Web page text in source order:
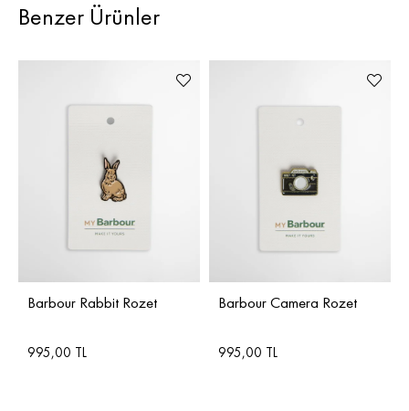
Benzer Ürünler
Barbour Rabbit Rozet
995,00 TL
Barbour Camera Rozet
995,00 TL